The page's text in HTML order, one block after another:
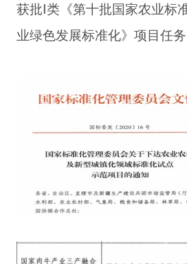
获批Ⅰ类《第十批国家农业
业绿色发展标准化》项目任务